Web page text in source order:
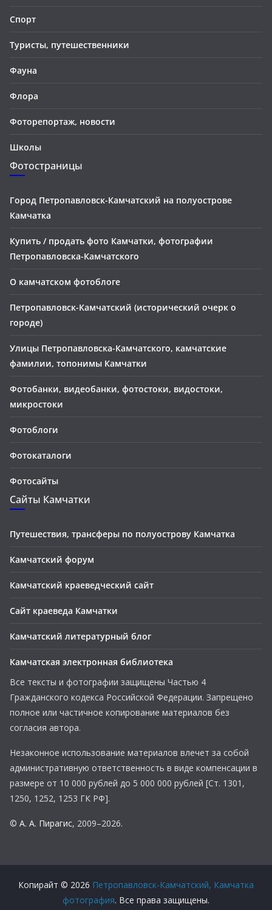
Спорт
Туристы, путешественники
Фауна
Флора
Фоторепортаж, новости
Школы
Фотостраницы
Город Петропавловск-Камчатский на полуострове
Камчатка
Купить / продать фото Камчатки, фотографии
Петропавловска-Камчатского
О камчатском фотоблоге
Петропавловск-Камчатский (исторический очерк о
городе)
Улицы Петропавловска-Камчатского, камчатские
фамилии, топонимы Камчатки
Фотобанки, видеобанки, фотостоки, видостоки,
микростоки
Фотоблоги
Фотокаталоги
Фотосайты
Сайты Камчатки
Путешествия, трансферы по полуострову Камчатка
Камчатский форум
Камчатский краеведческий сайт
Сайт краеведа Камчатки
Камчатский литературный блог
Камчатская электронная библиотека
Все тексты и фотографии защищены Частью 4
Гражданского кодекса Российской Федерации. Запрещено
полное или частичное копирование материалов без
согласия автора.
Незаконное использование материалов влечет за собой
административную ответственность в виде компенсации в
размере от 10 000 рублей до 5 000 000 рублей [Ст. 1301,
1250, 1252, 1253 ГК РФ].
© А. А. Пирагис, 2009–2026.
Копирайт © 2026 Петропавловск-Камчатский, Камчатка
фотография. Все права защищены.